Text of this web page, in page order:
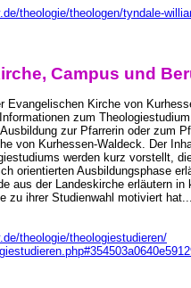
theologie/theologen/tyndale-
Campus und
Evangelischen Kirche von
zum
zur Pfarrerin oder zum
von Kurhessen-Waldeck. Der
werden kurz vorstellt,
orientierten Ausbildungsphase
aus der Landeskirche erläutern in
zu ihrer Studienwahl motiviert hat...
theologie/theologiestudieren/